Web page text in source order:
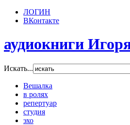
ЛОГИН
ВКонтакте
аудиокниги
Искать...
Вешалка
в ролях
репертуар
студия
эхо